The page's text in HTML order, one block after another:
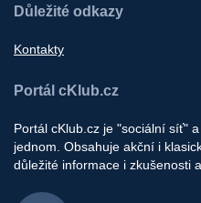
Důležité odkazy
Kontakty
Portál cKlub.cz
Portál cKlub.cz je "sociální síť"
jednom. Obsahuje akční i
důležité informace i zkušenosti